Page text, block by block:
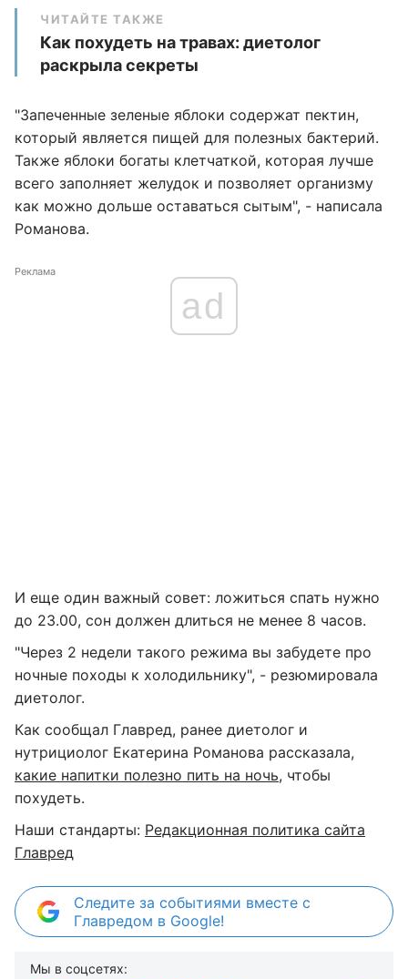
ЧИТАЙТЕ ТАКЖЕ
Как похудеть на травах: диетолог
раскрыла секреты
"Запеченные зеленые яблоки содержат пектин,
который является пищей для полезных бактерий.
Также яблоки богаты клетчаткой, которая лучше
всего заполняет желудок и позволяет организму
как можно дольше оставаться сытым", - написала
Романова.
Реклама
ad
И еще один важный совет: ложиться спать нужно
до 23.00, сон должен длиться не менее 8 часов.
"Через 2 недели такого режима вы забудете про
ночные походы к холодильнику", - резюмировала
диетолог.
Как сообщал Главред, ранее диетолог и
нутрициолог Екатерина Романова рассказала,
какие напитки полезно пить на ночь, чтобы
похудеть.
Наши стандарты: Редакционная политика сайта
Главред
Следите за событиями вместе с
Главредом в Google!
Мы в соцсетях: